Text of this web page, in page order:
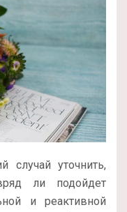
случай уточнить,
ли подойдет
и реактивной